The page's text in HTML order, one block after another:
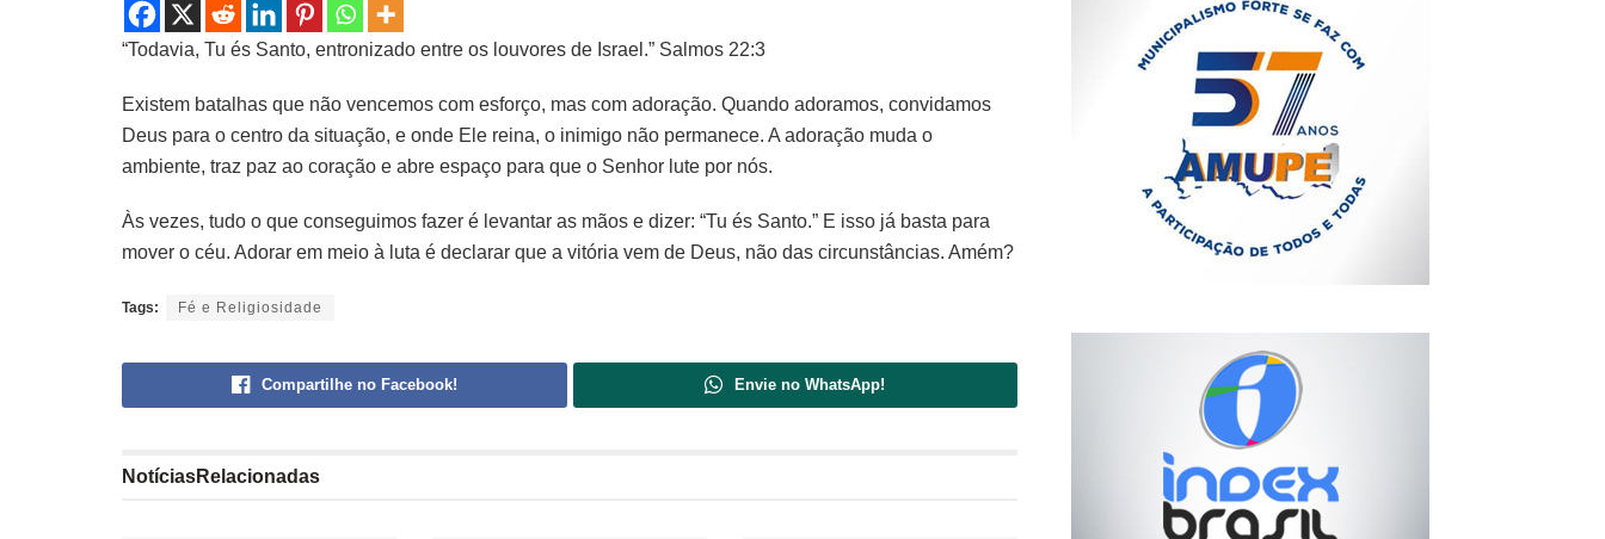
“Todavia, Tu és Santo, entronizado entre os louvores de Israel.” Salmos 22:3
Existem batalhas que não vencemos com esforço, mas com adoração. Quando adoramos, convidamos
Deus para o centro da situação, e onde Ele reina, o inimigo não permanece. A adoração muda o
ambiente, traz paz ao coração e abre espaço para que o Senhor lute por nós.
Às vezes, tudo o que conseguimos fazer é levantar as mãos e dizer: “Tu és Santo.” E isso já basta para
mover o céu. Adorar em meio à luta é declarar que a vitória vem de Deus, não das circunstâncias. Amém?
Tags: Fé e Religiosidade
Compartilhe no Facebook! Envie no WhatsApp!
NotíciasRelacionadas